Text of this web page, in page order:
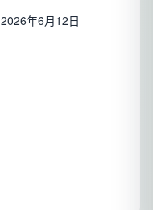
2026年6月12日